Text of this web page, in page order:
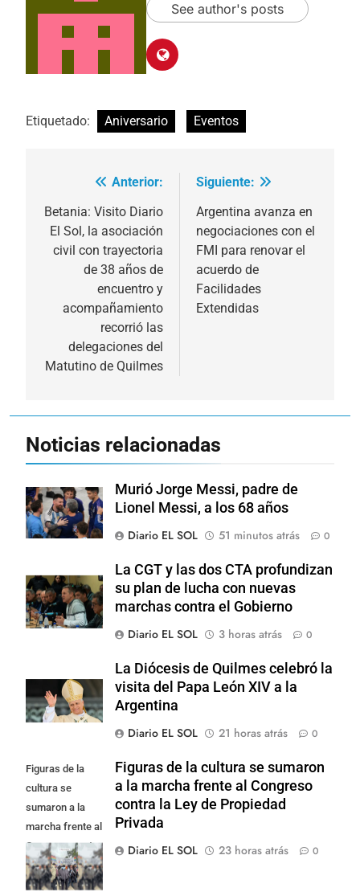
See author's posts
Etiquetado: Aniversario Eventos
Navegación
de
entradas
Anterior:
Betania: Visito Diario
El Sol, la asociación
civil con trayectoria
de 38 años de
encuentro y
acompañamiento
recorrió las
delegaciones del
Matutino de Quilmes
Siguiente:
Argentina avanza en
negociaciones con el
FMI para renovar el
acuerdo de
Facilidades
Extendidas
Noticias relacionadas
Murió Jorge Messi, padre de
Lionel Messi, a los 68 años
Diario EL SOL
51 minutos atrás 0
La CGT y las dos CTA profundizan
su plan de lucha con nuevas
marchas contra el Gobierno
Diario EL SOL
3 horas atrás 0
La Diócesis de Quilmes celebró la
visita del Papa León XIV a la
Argentina
Diario EL SOL
21 horas atrás 0
Figuras de la
cultura se
sumaron a la
marcha frente al
Congreso contra
la Ley de
Propiedad
Figuras de la cultura se sumaron
a la marcha frente al Congreso
contra la Ley de Propiedad
Privada
Diario EL SOL
23 horas atrás 0